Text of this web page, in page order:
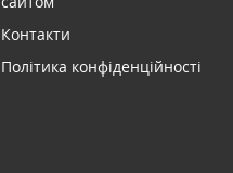
Контакти
Політика конфіденційності